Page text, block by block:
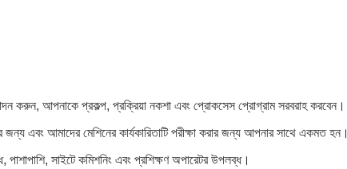
করুন, আপনাকে প্রকল্প, প্রক্রিয়া নকশা এবং প্রোকসেস প্রোগ্রাম সরবরাহ করবেন।
জন্য এবং আমাদের মেশিনের কার্যকারিতাটি পরীক্ষা করার জন্য আপনার সাথে একমত হন।
পাশাপাশি, সাইটে কমিশনিং এবং প্রশিক্ষণ অপারেটর উপলব্ধ।